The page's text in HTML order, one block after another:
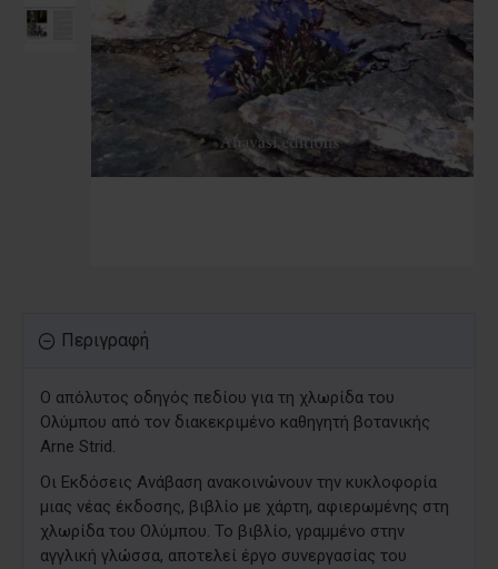
Περιγραφή
Ο απόλυτος οδηγός πεδίου για τη χλωρίδα του
Ολύμπου από τον διακεκριμένο καθηγητή βοτανικής
Arne Strid.
Οι Εκδόσεις Ανάβαση ανακοινώνουν την κυκλοφορία
μιας νέας έκδοσης, βιβλίο με χάρτη, αφιερωμένης στη
χλωρίδα του Ολύμπου. Το βιβλίο, γραμμένο στην
αγγλική γλώσσα, αποτελεί έργο συνεργασίας του